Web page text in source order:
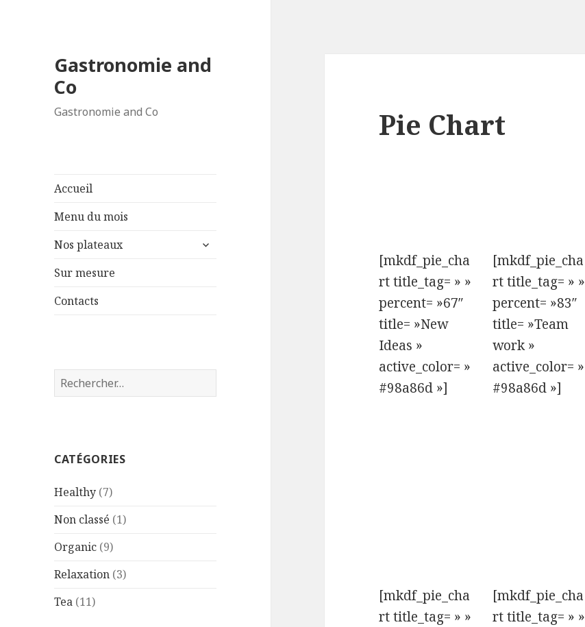
Gastronomie and
Co
Gastronomie and Co
Accueil
Menu du mois
Nos plateaux
ouvrir
Sur mesure
Contacts
Rechercher :
CATÉGORIES
Healthy (7)
Non classé (1)
Organic (9)
Relaxation (3)
Tea (11)
Pie Chart
[mkdf_pie_cha
rt title_tag= » »
percent= »67″
title= »New
Ideas »
active_color= »
#98a86d »]
[mkdf_pie_cha
rt title_tag= » »
percent= »83″
title= »Team
work »
active_color= »
#98a86d »]
[mkdf_pie_cha
rt title_tag= » »
[mkdf_pie_cha
rt title_tag= » »